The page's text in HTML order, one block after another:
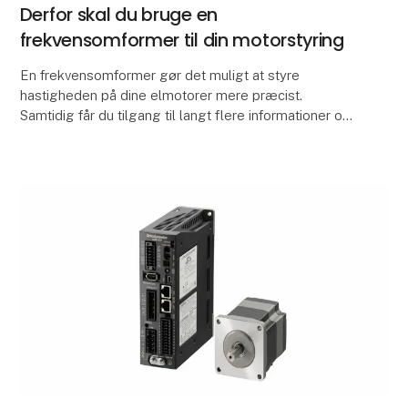
Derfor skal du bruge en
frekvensomformer til din motorstyring
En frekvensomformer gør det muligt at styre
hastigheden på dine elmotorer mere præcist.
Samtidig får du tilgang til langt flere informationer om